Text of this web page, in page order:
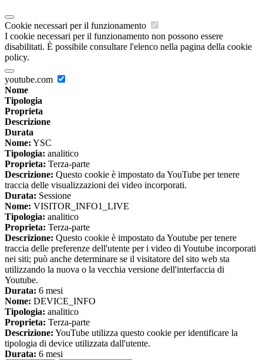
Cookie necessari per il funzionamento
I cookie necessari per il funzionamento non possono essere
disabilitati. È possibile consultare l'elenco nella pagina della cookie
policy.
youtube.com
Nome
Tipologia
Proprieta
Descrizione
Durata
Nome: YSC
Tipologia: analitico
Proprieta: Terza-parte
Descrizione: Questo cookie è impostato da YouTube per tenere
traccia delle visualizzazioni dei video incorporati.
Durata: Sessione
Nome: VISITOR_INFO1_LIVE
Tipologia: analitico
Proprieta: Terza-parte
Descrizione: Questo cookie è impostato da Youtube per tenere
traccia delle preferenze dell'utente per i video di Youtube incorporati
nei siti; può anche determinare se il visitatore del sito web sta
utilizzando la nuova o la vecchia versione dell'interfaccia di
Youtube.
Durata: 6 mesi
Nome: DEVICE_INFO
Tipologia: analitico
Proprieta: Terza-parte
Descrizione: YouTube utilizza questo cookie per identificare la
tipologia di device utilizzata dall'utente.
Durata: 6 mesi